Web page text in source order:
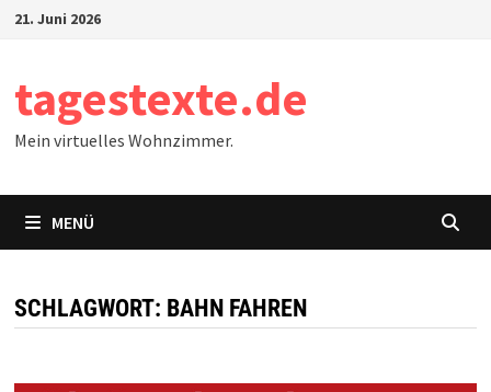
Zum21. Juni 2026
tagestexte.de
Mein virtuelles Wohnzimmer.
MENÜ
SCHLAGWORT: BAHN FAHREN